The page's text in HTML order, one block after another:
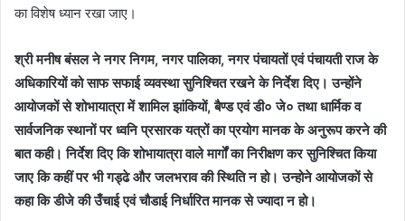
का विशेष ध्यान रखा जाए।
श्री मनीष बंसल ने नगर निगम, नगर पालिका, नगर पंचायतों एवं पंचायती राज के
अधिकारियों को साफ सफाई व्यवस्था सुनिश्चित रखने के निर्देश दिए। उन्होंने
आयोजकों से शोभायात्रा में शामिल झांकियों, बैण्ड एवं डी० जे० तथा धार्मिक व
सार्वजनिक स्थानों पर ध्वनि प्रसारक यत्रों का प्रयोग मानक के अनुरूप करने की
बात कही। निर्देश दिए कि शोभायात्रा वाले मार्गों का निरीक्षण कर सुनिश्चित किया
जाए कि कहीं पर भी गड्ढे और जलभराव की स्थिति न हो। उन्होने आयोजकों से
कहा कि डीजे की उँचाई एवं चौडाई निर्धारित मानक से ज्यादा न हो।